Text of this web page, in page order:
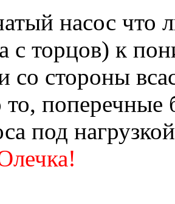
насос что
с торцов) к
со стороны
то, поперечные
под